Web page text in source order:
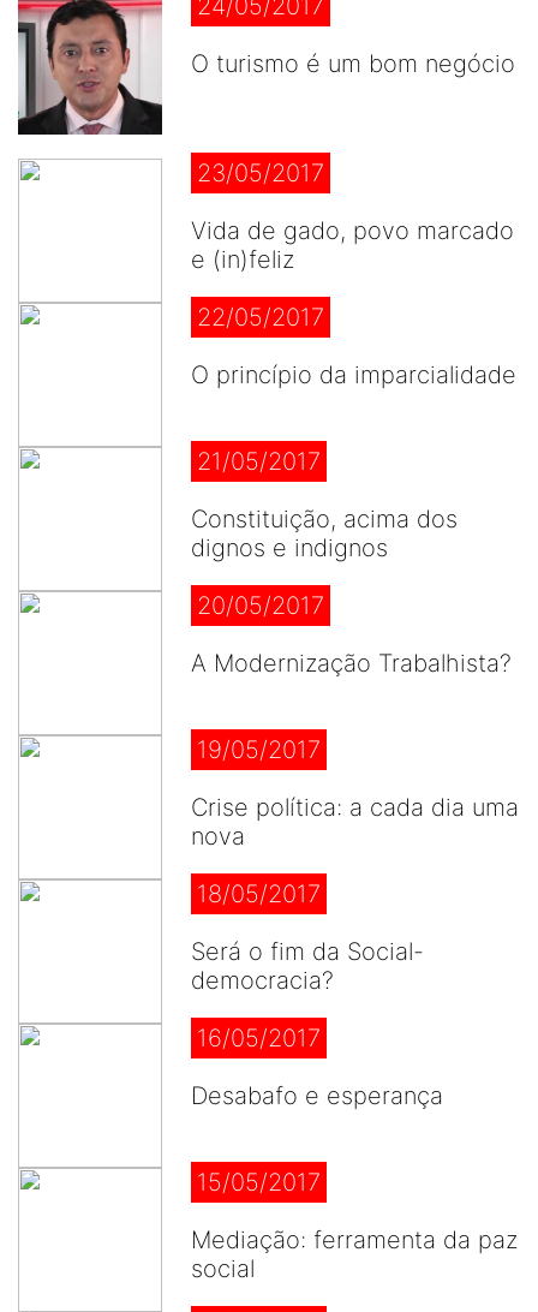
O turismo é um bom negócio
23/05/2017
Vida de gado, povo marcado
e (in)feliz
22/05/2017
O princípio da imparcialidade
21/05/2017
Constituição, acima dos
dignos e indignos
20/05/2017
A Modernização Trabalhista?
19/05/2017
Crise política: a cada dia uma
nova
18/05/2017
Será o fim da Social-
democracia?
16/05/2017
Desabafo e esperança
15/05/2017
Mediação: ferramenta da paz
social